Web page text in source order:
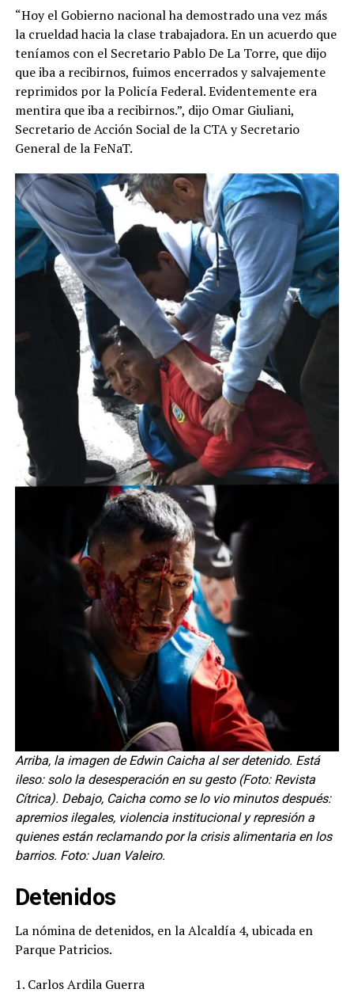
“Hoy el Gobierno nacional ha demostrado una vez más
la crueldad hacia la clase trabajadora. En un acuerdo que
teníamos con el Secretario Pablo De La Torre, que dijo
que iba a recibirnos, fuimos encerrados y salvajemente
reprimidos por la Policía Federal. Evidentemente era
mentira que iba a recibirnos.”, dijo Omar Giuliani,
Secretario de Acción Social de la CTA y Secretario
General de la FeNaT.
Arriba, la imagen de Edwin Caicha al ser detenido. Está
ileso: solo la desesperación en su gesto (Foto: Revista
Cítrica). Debajo, Caicha como se lo vio minutos después:
apremios ilegales, violencia institucional y represión a
quienes están reclamando por la crisis alimentaria en los
barrios. Foto: Juan Valeiro.
Detenidos
La nómina de detenidos, en la Alcaldía 4, ubicada en
Parque Patricios.
1. Carlos Ardila Guerra